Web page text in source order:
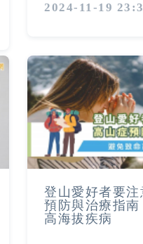
2024-11-19
登山愛好者要注
預防與治療指南
高海拔疾病